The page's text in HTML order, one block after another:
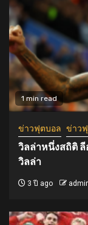
1 min read
ข่าวฟุตบอล ข่าว
วิลล่าหนึ่งสถิติ
วิลล่า
3 ปี ago